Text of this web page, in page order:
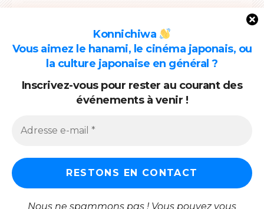
Konnichiwa
Vous aimez le hanami, le cinéma japonais, ou
la culture japonaise en général ?
Inscrivez-vous pour rester au courant des
événements à venir !
Nous ne spammons pas ! Vous pouvez vous
Projets
Rentrée
ARCHIVES
Archives